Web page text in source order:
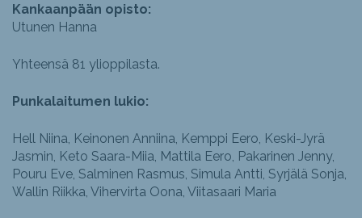
Kankaanpään opisto:
Utunen Hanna
Yhteensä 81 ylioppilasta.
Punkalaitumen lukio:
Hell Niina, Keinonen Anniina, Kemppi Eero, Keski-Jyrä
Jasmin, Keto Saara-Miia, Mattila Eero, Pakarinen Jenny,
Pouru Eve, Salminen Rasmus, Simula Antti, Syrjälä Sonja,
Wallin Riikka, Vihervirta Oona, Viitasaari Maria